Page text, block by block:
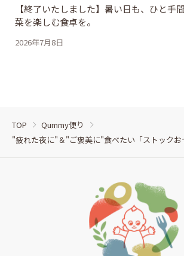
【終了いたしました】暑い日も、ひと手
菜を楽しむ食卓を。
2026年7月8日
TOP
Qummy便り
"疲れた夜に"＆"ご褒美に"食べたい「ストックお